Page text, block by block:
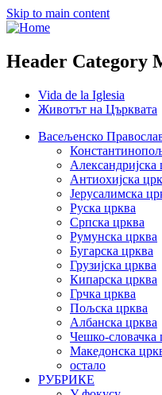
Skip to main content
Header Category
Vida de la Iglesia
Животът на Църквата
Васељенско
Александријска
Антиохијска
Јерусалимска
Руска црква
Српска црква
Румунска црква
Бугарска црква
Грузијска црква
Кипарска црква
Грчка црква
Пољска црква
Албанска црква
Чешко-словачка
Македонска
остало
РУБРИКЕ